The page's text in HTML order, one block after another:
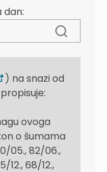
dan:
) na snazi od
ovoga
o šumama
05., 82/06.,
12., 68/12.,